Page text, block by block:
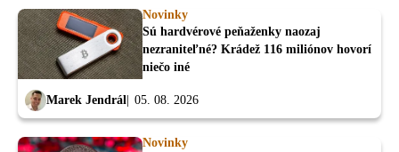
Novinky
Sú hardvérové peňaženky naozaj
nezraniteľné? Krádež 116 miliónov hovorí
niečo iné
Marek Jendrál 05. 08. 2026
Novinky